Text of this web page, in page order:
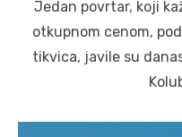
Jedan povrtar, koji
otkupnom cenom,
tikvica, javile su